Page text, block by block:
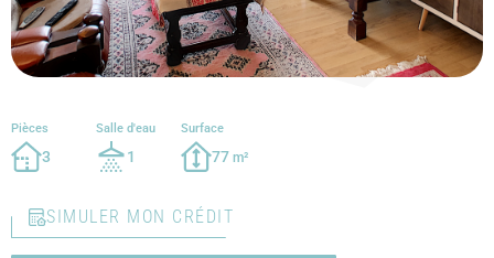
Pièces
3
Salle d'eau
1
Surface
77m²
SIMULER MON CRÉDIT